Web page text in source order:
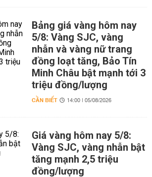
Bảng giá vàng hôm nay
5/8: Vàng SJC, vàng
nhẫn và vàng nữ trang
đồng loạt tăng, Bảo Tín
Minh Châu bật mạnh tới 3
triệu đồng/lượng
CẦN BIẾT 14:00 | 05/08/2026
Giá vàng hôm nay 5/8:
Vàng SJC, vàng nhẫn bật
tăng mạnh 2,5 triệu
đồng/lượng